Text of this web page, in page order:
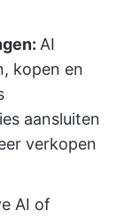
AI
kopen en
aansluiten
verkopen
AI of